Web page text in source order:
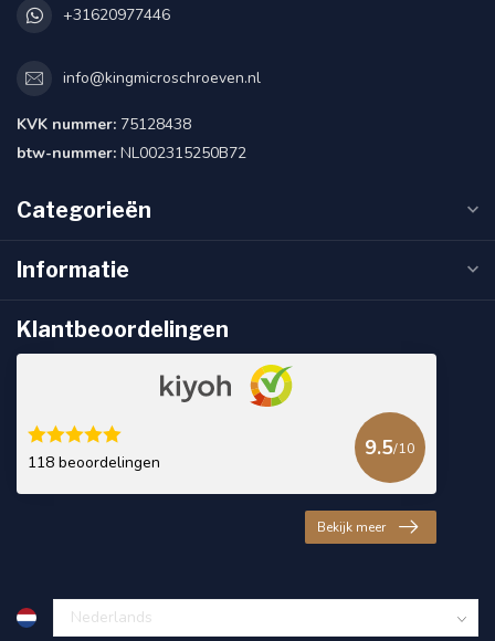
+31620977446
info@kingmicroschroeven.nl
KVK nummer: 75128438
btw-nummer: NL002315250B72
Categorieën
Informatie
Klantbeoordelingen
118 beoordelingen
9.5/10
Bekijk meer